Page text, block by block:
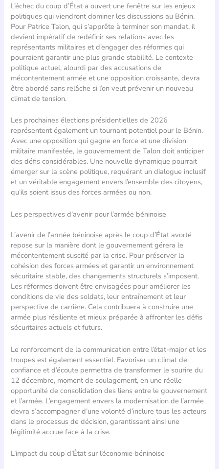
L’échec du coup d’État a ouvert une fenêtre sur les enjeux
politiques qui viendront dominer les discussions au Bénin.
Pour Patrice Talon, qui s’apprête à terminer son mandat, il
devient impératif de redéfinir ses relations avec les
représentants militaires et d’engager des réformes qui
pourraient garantir une plus grande stabilité. Le contexte
politique actuel, alourdi par des accusations de
mécontentement armée et une opposition croissante, devra
être abordé sans relâche si l’on veut prévenir un nouveau
climat de tension.
Les prochaines élections présidentielles de 2026
représentent également un tournant potentiel pour le Bénin.
Avec une opposition qui gagne en force et une division
militaire manifestée, le gouvernement de Talon doit anticiper
des défis considérables. Une nouvelle dynamique pourrait
émerger sur la scène politique, requérant un dialogue inclusif
et un véritable engagement envers l’ensemble des citoyens,
qu’ils soient issus des forces armées ou non.
Les perspectives d’avenir pour l’armée béninoise
L’avenir de l’armée béninoise après le coup d’État avorté
repose sur la manière dont le gouvernement gérera le
mécontentement suscité par la crise. Pour préserver la
cohésion des forces armées et garantir un environnement
sécuritaire stable, des changements structurels s’imposent.
Les réformes doivent être envisagées pour améliorer les
conditions de vie des soldats, leur entraînement et leur
perspective de carrière. Cela contribuera à construire une
armée plus résiliente et mieux préparée à affronter les défis
sécuritaires actuels et futurs.
Le renforcement de la communication entre l’état-major et les
troupes est également essentiel. Favoriser un climat de
confiance et d’écoute permettra de transformer le sourire du
12 décembre, moment de soulagement, en une réelle
opportunité de consolidation des liens entre le gouvernement
et l’armée. L’engagement envers la modernisation de l’armée
devra s’accompagner d’une volonté d’inclure tous les acteurs
dans le processus de décision, garantissant ainsi une
légitimité accrue face à la crise.
L’impact du coup d’État sur l’économie béninoise